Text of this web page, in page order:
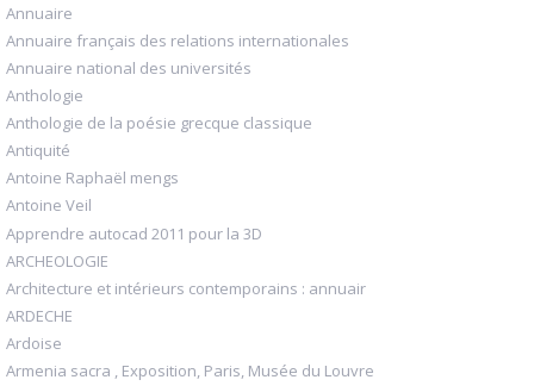
Annuaire
Annuaire français des relations internationales
Annuaire national des universités
Anthologie
Anthologie de la poésie grecque classique
Antiquité
Antoine Raphaël mengs
Antoine Veil
Apprendre autocad 2011 pour la 3D
ARCHEOLOGIE
Architecture et intérieurs contemporains : annuair
ARDECHE
Ardoise
Armenia sacra , Exposition, Paris, Musée du Louvre